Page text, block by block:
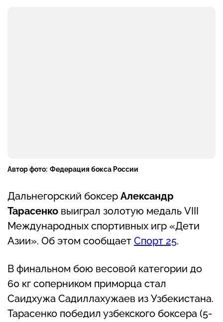
Автор фото: Федерация бокса России
Дальнегорский боксер Александр
Тарасенко выиграл золотую медаль VIII
Международных спортивных игр «Дети
Азии». Об этом сообщает Спорт 25.
В финальном бою весовой категории до
60 кг соперником приморца стал
Саидхужа Садиллахужаев из Узбекистана.
Тарасенко победил узбекского боксера (5-